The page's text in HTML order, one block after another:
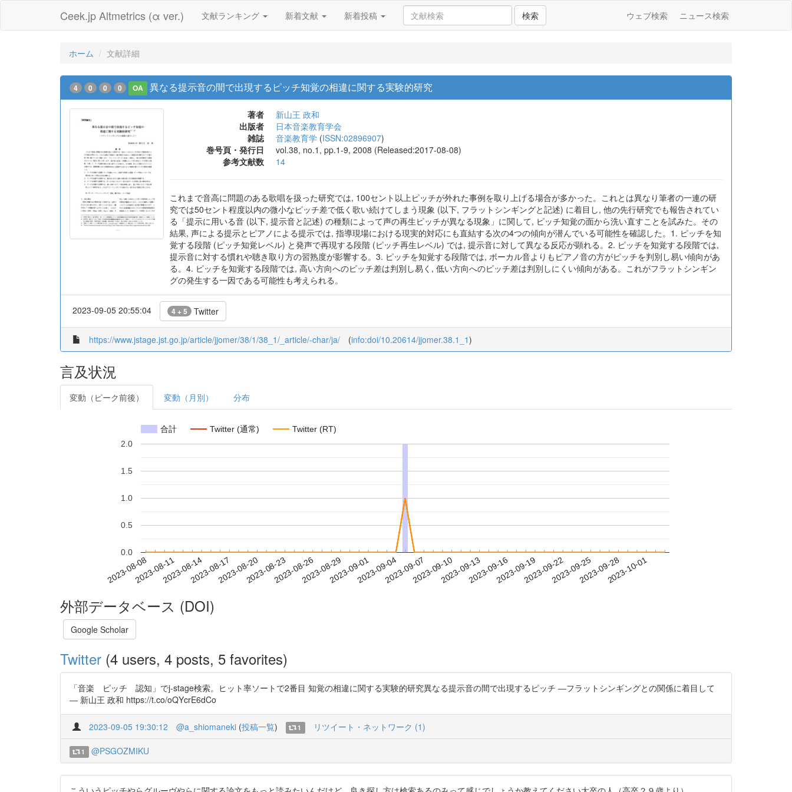
Ceek.jp Altmetrics (α ver.) 文献ランキング 新着文献 新着投稿 検索 ウェブ検索 ニュース検索
ホーム 文献詳細
4 0 0 0 OA 異なる提示音の間で出現するピッチ知覚の相違に関する実験的研究
著者
新山王 政和
出版者
日本音楽教育学会
雑誌
音楽教育学 (ISSN:02896907)
巻号頁・発行日
vol.38, no.1, pp.1-9, 2008 (Released:2017-08-08)
参考文献数
14
これまで音高に問題のある歌唱を扱った研究では, 100セント以上ピッチが外れた事例を取り上げる場合が多かった。これとは異なり筆者の一連の研
究では50セント程度以内の微小なピッチ差で低く歌い続けてしまう現象 (以下, フラットシンギングと記述) に着目し, 他の先行研究でも報告されてい
る「提示に用いる音 (以下, 提示音と記述) の種類によって声の再生ピッチが異なる現象」に関して, ピッチ知覚の面から洗い直すことを試みた。その
結果, 声による提示とピアノによる提示では, 指導現場における現実的対応にも直結する次の4つの傾向が潜んでいる可能性を確認した。1. ピッチを知
覚する段階 (ピッチ知覚レベル) と発声で再現する段階 (ピッチ再生レベル) では, 提示音に対して異なる反応が顕れる。2. ピッチを知覚する段階では,
提示音に対する慣れや聴き取り方の習熟度が影響する。3. ピッチを知覚する段階では, ボーカル音よりもピアノ音の方がピッチを判別し易い傾向があ
る。4. ピッチを知覚する段階では, 高い方向へのピッチ差は判別し易く, 低い方向へのピッチ差は判別しにくい傾向がある。これがフラットシンギン
グの発生する一因である可能性も考えられる。
2023-09-05 20:55:04 4 + 5 Twitter
https://www.jstage.jst.go.jp/article/jjomer/38/1/38_1/_article/-char/ja/ (info:doi/10.20614/jjomer.38.1_1)
言及状況
変動（ピーク前後） 変動（月別） 分布
合計 Twitter (通常) Twitter (RT)
2023-08-082023-08-112023-08-142023-08-172023-08-202023-08-232023-08-262023-08-292023-09-012023-09-042023-09-072023-09-102023-09-132023-09-162023-09-192023-09-222023-09-252023-09-282023-10-01
0.0
0.5
1.0
1.5
2.0
外部データベース (DOI)
Google Scholar
Twitter (4 users, 4 posts, 5 favorites)
「音楽 ピッチ 認知」でj-stage検索。ヒット率ソートで2番目 知覚の相違に関する実験的研究異なる提示音の間で出現するピッチ ―フラットシンギングとの関係に着目して
― 新山王 政和 https://t.co/oQYcrE6dCo
2023-09-05 19:30:12 @a_shiomaneki (投稿一覧) 1 リツイート・ネットワーク (1)
1 @PSGOZMIKU